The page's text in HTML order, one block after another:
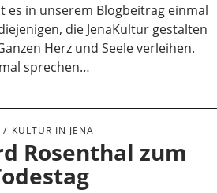
es in unserem Blogbeitrag einmal
die JenaKultur gestalten
Herz und Seele verleihen.
sprechen…
KULTUR IN JENA
Rosenthal zum